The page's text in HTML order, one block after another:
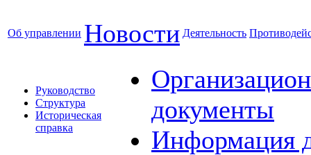
Об управлении Новости Деятельность
Руководство
Структура
Историческая
справка
документы
Информация